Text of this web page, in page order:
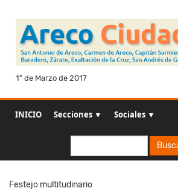
1° de Marzo de 2017
INICIO Secciones ▼ Sociales ▼
Festejo multitudinario